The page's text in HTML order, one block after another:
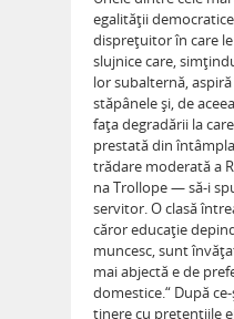
egalităţii
dispreţuitor în care
slujnice care,
lor subalternă,
stăpânele şi, de
faţa degradării la
prestată din
trădare moderată a
na Trollope — să-i
servitor. O clasă
căror educaţie
muncesc, sunt
mai abjectă e de
domestice.“ După
tinere cu pretenţiile